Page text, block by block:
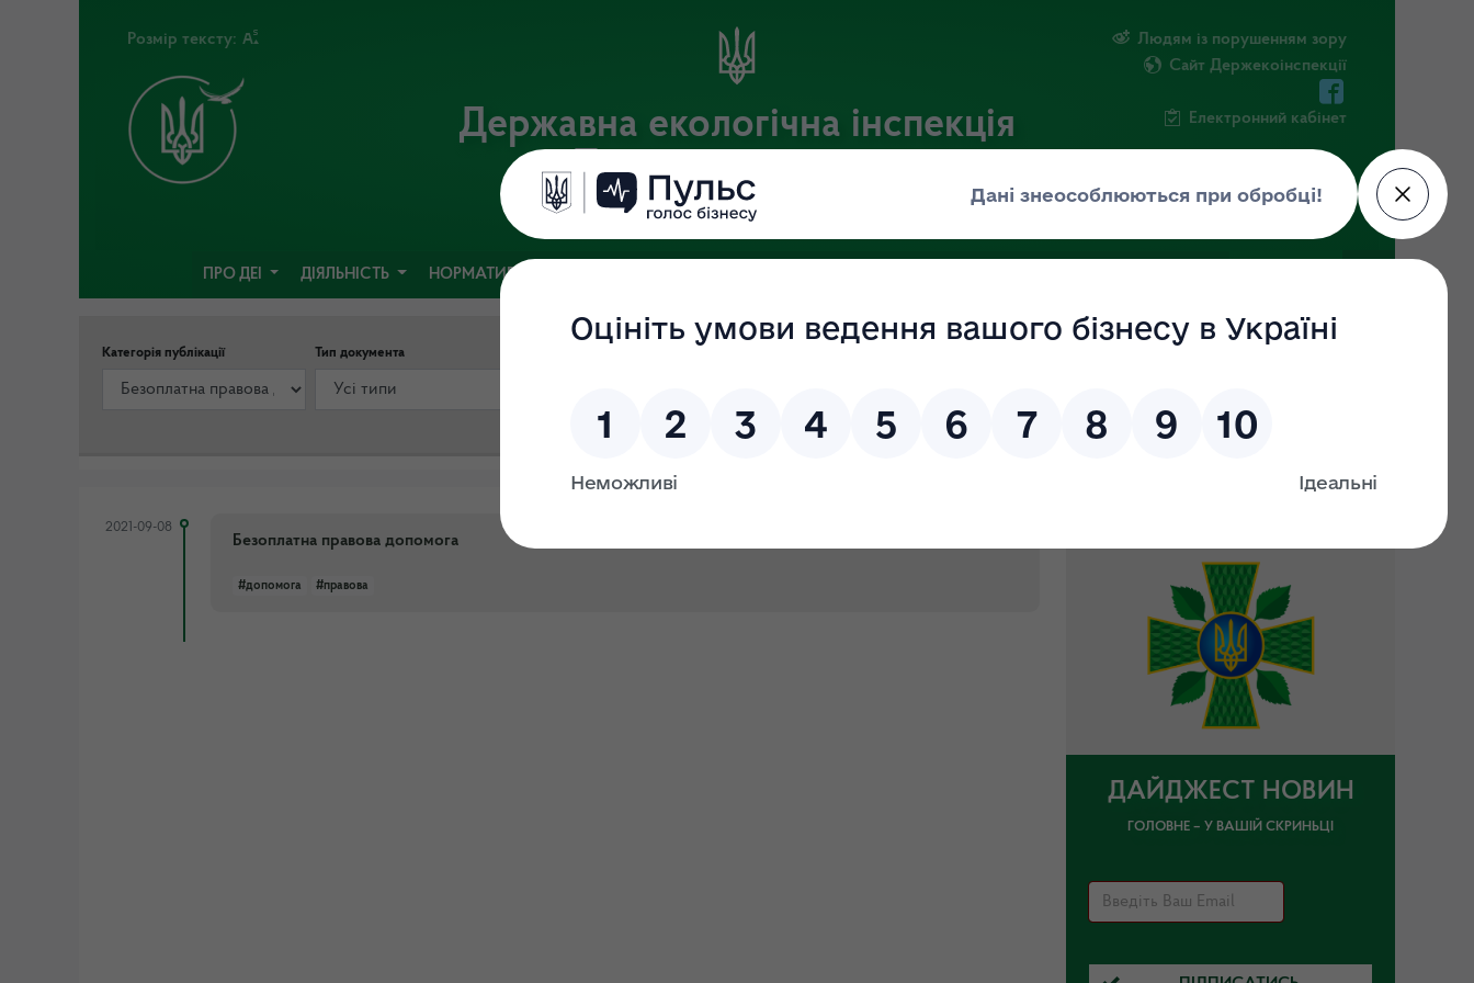
Розмір тексту:
Державна екологічна інспекція
Поліського округу
Офіційний веб-портал
Людям із порушенням зору
Сайт Держекоінспекції
Електронний кабінет
ПРО ДЕІ ДІЯЛЬНІСТЬ НОРМАТИВНА БАЗА
Категорія публікації Тип документа
2021-09-08
Безоплатна правова допомога
#допомога #правова
ДАЙДЖЕСТ НОВИН
ГОЛОВНЕ – У ВАШІЙ СКРИНЬЦІ